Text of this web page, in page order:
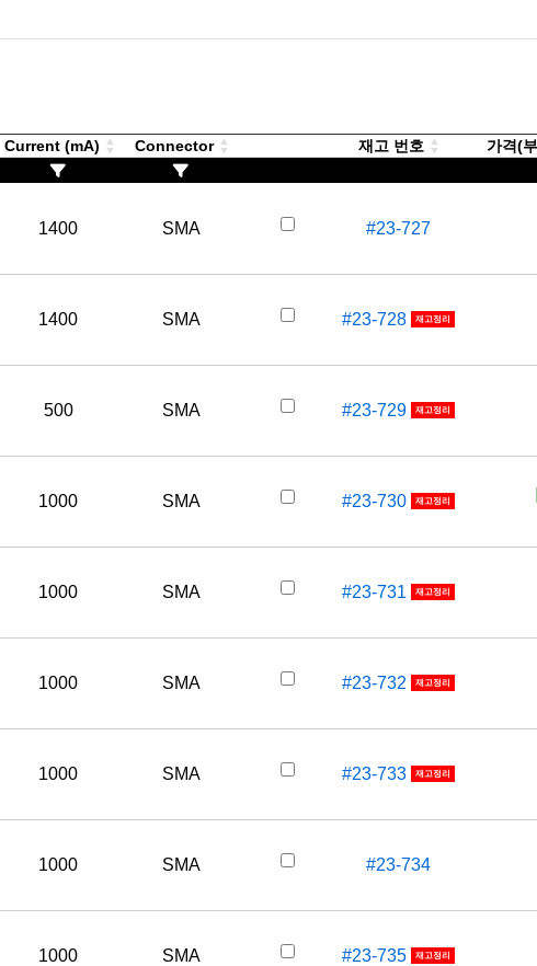
Current (mA) Connector 재고 번호 가격(
1400 SMA #23-727
1400 SMA #23-728 재고정리
500 SMA #23-729 재고정리
1000 SMA #23-730 재고정리
1000 SMA #23-731 재고정리
1000 SMA #23-732 재고정리
1000 SMA #23-733 재고정리
1000 SMA #23-734
1000 SMA #23-735 재고정리